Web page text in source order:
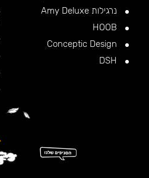
נרגילות Amy Deluxe